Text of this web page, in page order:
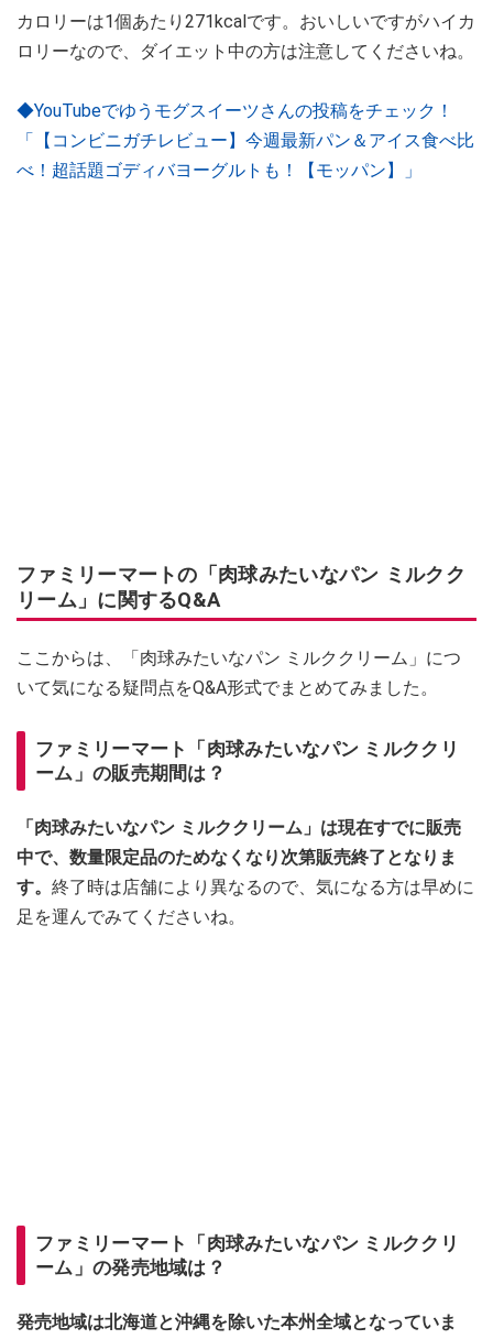
カロリーは1個あたり271kcalです。おいしいですがハイカ
ロリーなので、ダイエット中の方は注意してくださいね。
◆YouTubeでゆうモグスイーツさんの投稿をチェック！
「【コンビニガチレビュー】今週最新パン＆アイス食べ比
べ！超話題ゴディバヨーグルトも！【モッパン】」
ファミリーマートの「肉球みたいなパン ミルクク
リーム」に関するQ&A
ここからは、「肉球みたいなパン ミルククリーム」につ
いて気になる疑問点をQ&A形式でまとめてみました。
ファミリーマート「肉球みたいなパン ミルククリ
ーム」の販売期間は？
「肉球みたいなパン ミルククリーム」は現在すでに販売
中で、数量限定品のためなくなり次第販売終了となりま
す。 終了時は店舗により異なるので、気になる方は早めに
足を運んでみてくださいね。
ファミリーマート「肉球みたいなパン ミルククリ
ーム」の発売地域は？
発売地域は北海道と沖縄を除いた本州全域となっていま